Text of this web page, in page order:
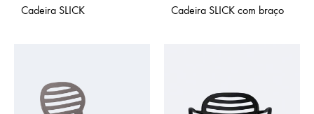
Cadeira SLICK Cadeira SLICK com braço